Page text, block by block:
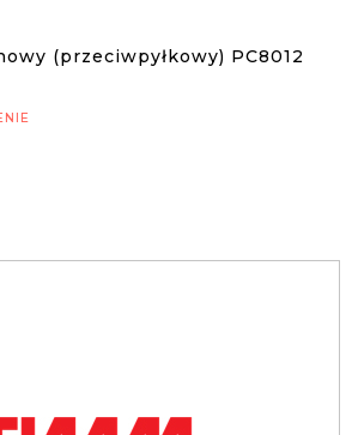
(przeciwpyłkowy) PC8012